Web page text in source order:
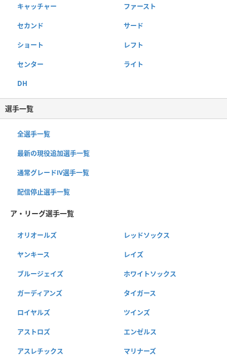
キャッチャー ファースト
セカンド サード
ショート レフト
センター ライト
DH
選手一覧
全選手一覧
最新の現役追加選手一覧
通常グレードⅣ選手一覧
配信停止選手一覧
ア・リーグ選手一覧
オリオールズ レッドソックス
ヤンキース レイズ
ブルージェイズ ホワイトソックス
ガーディアンズ タイガース
ロイヤルズ ツインズ
アストロズ エンゼルス
アスレチックス マリナーズ